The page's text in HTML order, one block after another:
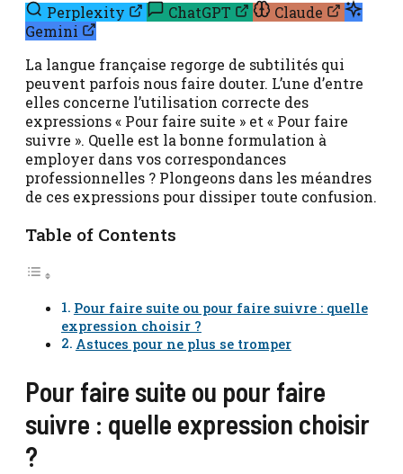
Perplexity ChatGPT
Claude
Gemini
La langue française regorge de subtilités qui
peuvent parfois nous faire douter. L’une d’entre
elles concerne l’utilisation correcte des
expressions « Pour faire suite » et « Pour faire
suivre ». Quelle est la bonne formulation à
employer dans vos correspondances
professionnelles ? Plongeons dans les méandres
de ces expressions pour dissiper toute confusion.
Table of Contents
Pour faire suite ou pour faire suivre : quelle
expression choisir ?
Astuces pour ne plus se tromper
Pour faire suite ou pour faire
suivre : quelle expression choisir
?